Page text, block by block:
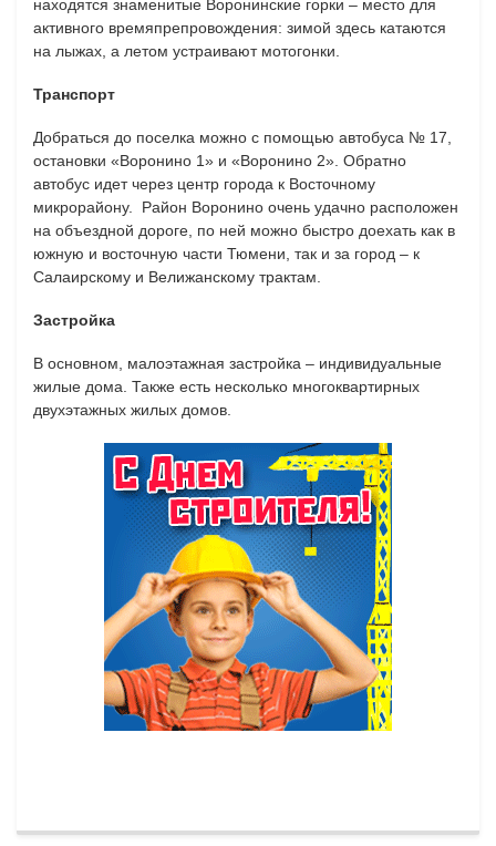
находятся знаменитые Воронинские горки – место для
активного времяпрепровождения: зимой здесь катаются
на лыжах, а летом устраивают мотогонки.
Транспорт
Добраться до поселка можно с помощью автобуса № 17,
остановки «Воронино 1» и «Воронино 2». Обратно
автобус идет через центр города к Восточному
микрорайону. Район Воронино очень удачно расположен
на объездной дороге, по ней можно быстро доехать как в
южную и восточную части Тюмени, так и за город – к
Салаирскому и Велижанскому трактам.
Застройка
В основном, малоэтажная застройка – индивидуальные
жилые дома. Также есть несколько многоквартирных
двухэтажных жилых домов.